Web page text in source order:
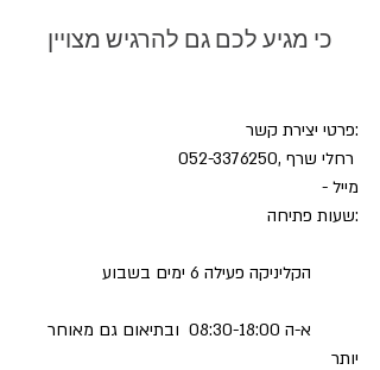
כי מגיע לכם גם להרגיש מצויין
:פרטי יצירת קשר
מייל -
:שעות פתיחה
	א-ה 08:30-18:00  ובתיאום גם מאוחר
יותר